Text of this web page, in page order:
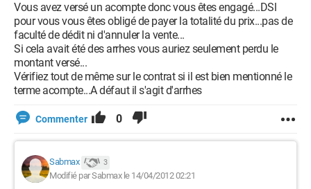
Vous avez versé un acompte donc vous êtes engagé...DSl
pour vous vous êtes obligé de payer la totalité du prix...pas de
faculté de dédit ni d'annuler la vente...
Si cela avait été des arrhes vous auriez seulement perdu le
montant versé...
Vérifiez tout de même sur le contrat si il est bien mentionné le
terme acompte...A défaut il s'agit d'arrhes
Commenter 0
Sabmax 3
Modifié par Sabmax le 14/04/2012 02:21